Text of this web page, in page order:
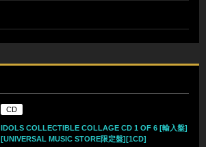
CD
IDOLS COLLECTIBLE COLLAGE CD 1 OF 6 [輸入盤]
[UNIVERSAL MUSIC STORE限定盤][1CD]